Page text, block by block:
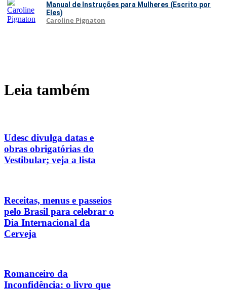
Manual de Instruções para Mulheres (Escrito por
Eles)
Caroline Pignaton
Leia também
Udesc divulga datas e
obras obrigatórias do
Vestibular; veja a lista
Receitas, menus e passeios
pelo Brasil para celebrar o
Dia Internacional da
Cerveja
Romanceiro da
Inconfidência: o livro que